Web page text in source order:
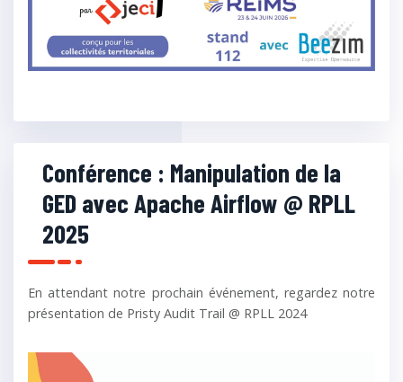
Conférence : Manipulation de la
GED avec Apache Airflow @ RPLL
2025
En attendant notre prochain événement, regardez notre
présentation de Pristy Audit Trail @ RPLL 2024